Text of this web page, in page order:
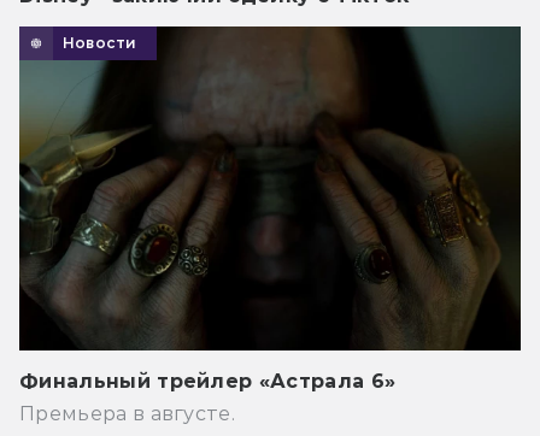
Новости
Финальный трейлер «Астрала 6»
Премьера в августе.